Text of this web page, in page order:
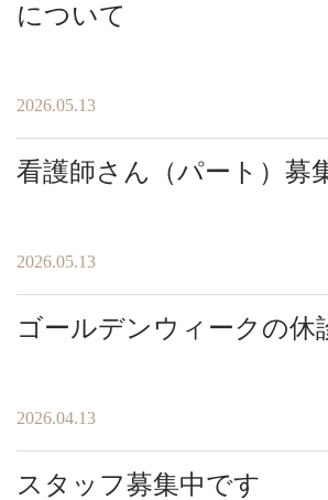
について
2026.05.13
看護師さん（パート）募
2026.05.13
ゴールデンウィークの休
2026.04.13
スタッフ募集中です